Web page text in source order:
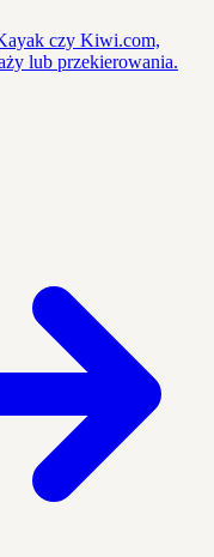
czy Kiwi.com,
lub przekierowania.